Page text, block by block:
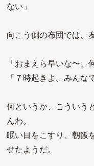
ない」
向こう側の布団では、
「おまえら早いな〜、
「７時起きよ。みんな
何というか、こういう
んわ。
眠い目をこすり、朝飯
せたようだ。